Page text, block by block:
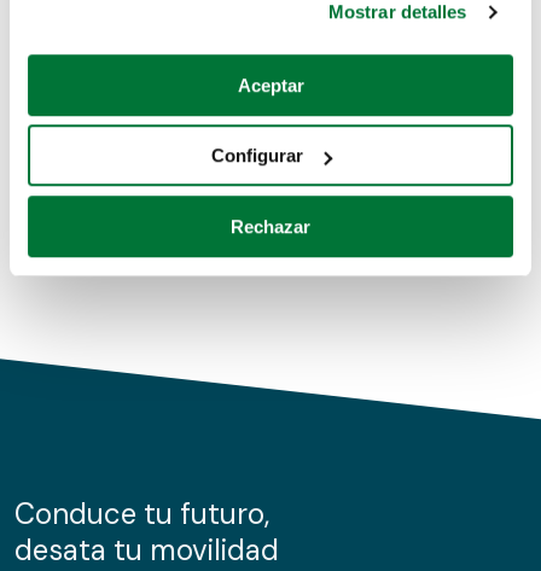
Si lo permite, también quisiéramos:
Recopilar información sobre su ubicación geográfica
Identificar su dispositivo analizándolo activamente
para buscar características específicas (huellas
Obtenga más información sobre cómo se procesan sus
de cookies.
información sobre el uso que haga del sitio web con
nuestros partners de redes sociales, publicidad y análisis
Mostrar detalles
Aceptar
Configurar
Rechazar
Coches de segunda mano
Coches de km0
Conduce tu futuro,
desata tu movilidad